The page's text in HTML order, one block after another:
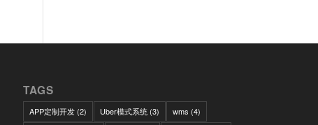
TAGS
APP定制开发(2) Uber模式系统 (3) wms (4)